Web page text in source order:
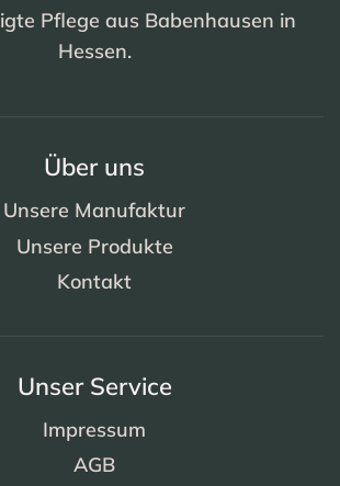
Pflege aus Babenhausen in
Hessen.
Über uns
Unsere Manufaktur
Unsere Produkte
Kontakt
Unser Service
Impressum
AGB